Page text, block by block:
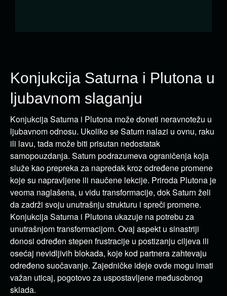
Konjukcija Saturna i Plutona u
ljubavnom slaganju
Konjukcija Saturna i Plutona može doneti neravnotežu u
ljubavnom odnosu. Ukoliko se Saturn nalazi u ovnu, raku
ili lavu, tada može biti prisutan nedostatak
samopouzdanja. Saturn podrazumeva ograničenja koja
služe kao prepreka za napredak kroz određene promene
koje su napravljene ili naučene lekcije. Priroda Plutona je
veoma naglašena, u vidu transformacije, dok Saturn želi
da zadrži svoju unutrašnju strukturu i spreči promene.
Konjukcija Saturna i Plutona ukazuje na potrebu za
unutrašnjom transformacijom. Ovaj aspekt u sinastriji
donosi određen stepen frustracije u postizanju ciljeva ili
osećaj nevidljivih blokada, koje kod partnera zahtevaju
određeno suočavanje. Zajedničke ideje ovde mogu imati
važan uticaj, pogotovo za uspostavljene međusobnog
sklada.